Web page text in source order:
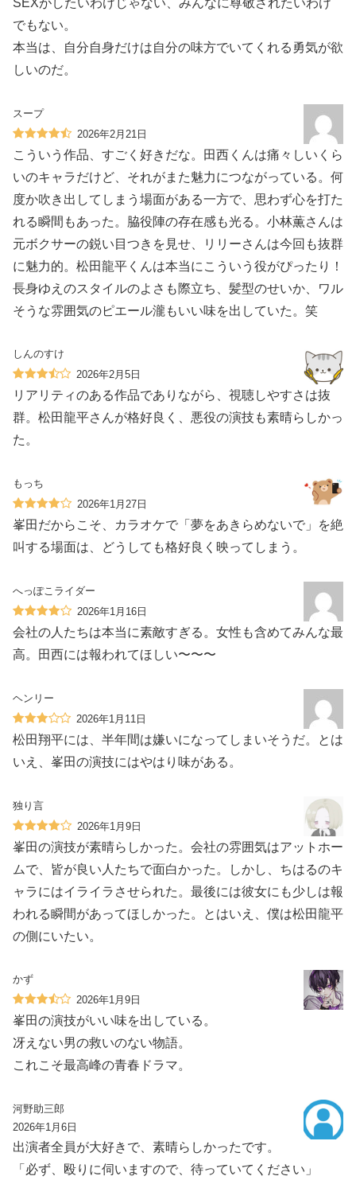
でもない。
本当は、自分自身だけは自分の味方でいてくれる勇気が欲
しいのだ。
スープ
2026年2月21日
こういう作品、すごく好きだな。田西くんは痛々しいくら
いのキャラだけど、それがまた魅力につながっている。何
度か吹き出してしまう場面がある一方で、思わず心を打た
れる瞬間もあった。脇役陣の存在感も光る。小林薫さんは
元ボクサーの鋭い目つきを見せ、リリーさんは今回も抜群
に魅力的。松田龍平くんは本当にこういう役がぴったり！
長身ゆえのスタイルのよさも際立ち、髪型のせいか、ワル
そうな雰囲気のピエール瀧もいい味を出していた。笑
しんのすけ
2026年2月5日
リアリティのある作品でありながら、視聴しやすさは抜
群。松田龍平さんが格好良く、悪役の演技も素晴らしかっ
た。
もっち
2026年1月27日
峯田だからこそ、カラオケで「夢をあきらめないで」を絶
叫する場面は、どうしても格好良く映ってしまう。
へっぽこライダー
2026年1月16日
会社の人たちは本当に素敵すぎる。女性も含めてみんな最
高。田西には報われてほしい〜〜〜
ヘンリー
2026年1月11日
松田翔平には、半年間は嫌いになってしまいそうだ。とは
いえ、峯田の演技にはやはり味がある。
独り言
2026年1月9日
峯田の演技が素晴らしかった。会社の雰囲気はアットホー
ムで、皆が良い人たちで面白かった。しかし、ちはるのキ
ャラにはイライラさせられた。最後には彼女にも少しは報
われる瞬間があってほしかった。とはいえ、僕は松田龍平
の側にいたい。
かず
2026年1月9日
峯田の演技がいい味を出している。
冴えない男の救いのない物語。
これこそ最高峰の青春ドラマ。
河野助三郎
2026年1月6日
出演者全員が大好きで、素晴らしかったです。
「必ず、殴りに伺いますので、待っていてください️️」